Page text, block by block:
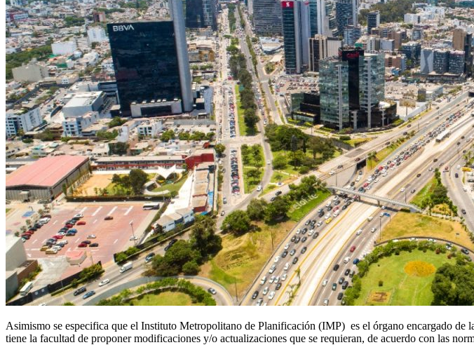
Asimismo se especifica que el Instituto Metropolitano de Planificación (IMP) es el órgano encargado
tiene la facultad de proponer modificaciones y/o actualizaciones que se requieran, de acuerdo con las